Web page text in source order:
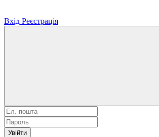
Вхід Реєстрація
Увійти